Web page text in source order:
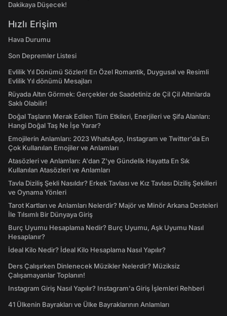
Dakikaya Düşecek!
Hızlı Erişim
Hava Durumu
Son Depremler Listesi
Evlilik Yıl Dönümü Sözleri! En Özel Romantik, Duygusal ve Resimli
Evlilik Yıl dönümü Mesajları
Rüyada Altın Görmek: Gerçekler de Saadetiniz de Çil Çil Altınlarda
Saklı Olabilir!
Doğal Taşların Merak Edilen Tüm Etkileri, Enerjileri ve Şifa Alanları:
Hangi Doğal Taş Ne İşe Yarar?
Emojilerin Anlamları: 2023 WhatsApp, Instagram ve Twitter'da En
Çok Kullanılan Emojiler ve Anlamları
Atasözleri ve Anlamları: A'dan Z'ye Gündelik Hayatta En Sık
Kullanılan Atasözleri ve Anlamları
Tavla Diziliş Şekli Nasıldır? Erkek Tavlası ve Kız Tavlası Diziliş Şekilleri
ve Oynama Yönleri
Tarot Kartları ve Anlamları Nelerdir? Majör ve Minör Arkana Desteleri
İle Tılsımlı Bir Dünyaya Giriş
Burç Uyumu Hesaplama Nedir? Burç Uyumu, Aşk Uyumu Nasıl
Hesaplanır?
İdeal Kilo Nedir? İdeal Kilo Hesaplama Nasıl Yapılır?
Ders Çalışırken Dinlenecek Müzikler Nelerdir? Müziksiz
Çalışamayanlar Toplanın!
Instagram Giriş Nasıl Yapılır? Instagram'a Giriş İşlemleri Rehberi
41 Ülkenin Bayrakları ve Ülke Bayraklarının Anlamları